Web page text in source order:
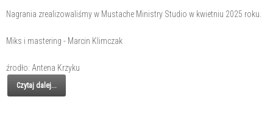
Nagrania zrealizowaliśmy w Mustache Ministry Studio w kwietniu 2025 roku.
Miks i mastering - Marcin Klimczak
źrodło: Antena Krzyku
Czytaj dalej...